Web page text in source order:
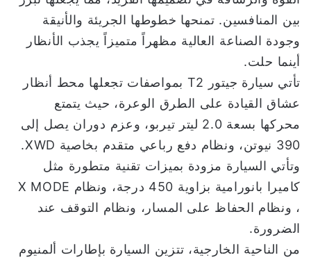
بين المنافسين. تمنحها خطوطها الجريئة والأنيقة
وجودة الصناعة العالية مظهراً متميزاً يجذب الأنظار
أينما حلت.
تأتي سيارة جيتور T2 بمواصفات تجعلها محط أنظار
عشاق القيادة على الطرق الوعرة، حيث يتمتع
محركها بسعة 2.0 ليتر تيربو، وعزم دوران يصل إلى
390 نيوتن، ونظام دفع رباعي متقدم بخاصية XWD.
وتأتي السيارة مزودة بميزات تقنية متطورة مثل
كاميرا بانورامية بزاوية 450 درجة، ونظام X MODE
، ونظام الحفاظ على المسار، ونظام التوقف عند
الضرورة.
من الناحية الخارجية، تتزين السيارة بإطارات ألمنيوم